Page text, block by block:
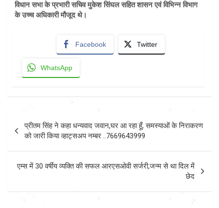
विधान सभा के प्रभारी सचिव मुकेश सिंघल सहित शासन एवं विभिन्न विभाग
के उच्च अधिकारी मौजूद थे।
Facebook Twitter
WhatsApp
Post
navigation
प्रीतम सिंह ने कहा धन्यवाद जवान,घर आ रहा हूँ, समस्याओं के निराकरण
को जारी किया व्हाट्सअप नम्बर ..7669643999
एम्स में 30 वर्षीय व्यक्ति की सफल आरएसओवी सर्जरी,जन्म से था दिल में
छेद